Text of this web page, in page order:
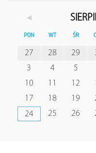
◄
PON WT ŚR
27 28 29
3
4 5
10
11 12
17
18 19
24
25 26